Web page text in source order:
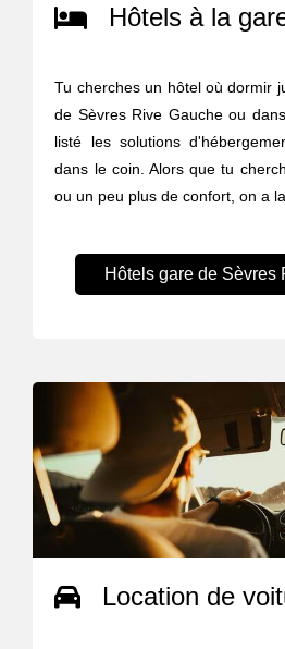
Hôtels à la
Tu cherches un hôtel où dormir
de Sèvres Rive Gauche ou
listé les solutions
dans le coin. Alors que tu
ou un peu plus de confort, on a
Hôtels gare de Sèvres
Location de